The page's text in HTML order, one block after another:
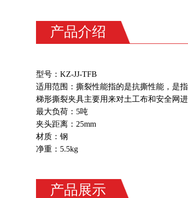
产品介绍
型号：KZ-JJ-TFB
适用范围：撕裂性能指的是抗撕性能，是
梯形撕裂夹具主要用来对土工布和安全网进
最大负荷：5吨
夹头距离：25mm
材质：钢
净重：5.5kg
产品展示